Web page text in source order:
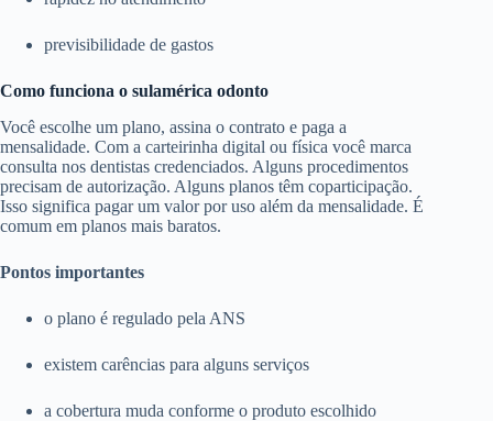
previsibilidade de gastos
Como funciona o sulamérica odonto
Você escolhe um plano, assina o contrato e paga a
mensalidade. Com a carteirinha digital ou física você marca
consulta nos dentistas credenciados. Alguns procedimentos
precisam de autorização. Alguns planos têm coparticipação.
Isso significa pagar um valor por uso além da mensalidade. É
comum em planos mais baratos.
Pontos importantes
o plano é regulado pela ANS
existem carências para alguns serviços
a cobertura muda conforme o produto escolhido